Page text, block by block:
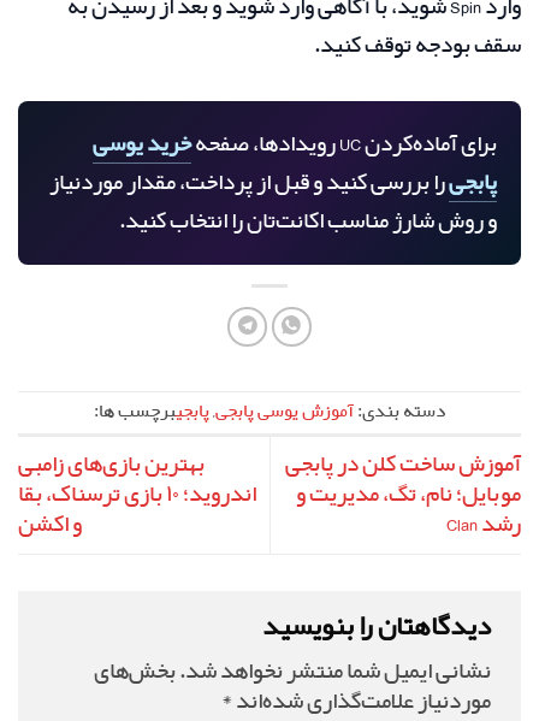
سقف بودجه توقف کنید.
برای آماده‌کردن UC رویدادها، صفحه
خرید یوسی
پابجیرا بررسی کنید و قبل از پرداخت، مقدار موردنیاز
و روش شارژ مناسب اکانت‌تان را انتخاب کنید.
دسته بندی:آموزش یوسی پابجی,پابجیبرچسب ها:
آموزش ساخت کلن در پابجی
موبایل؛ نام، تگ، مدیریت و
رشد Clan
بهترین بازی‌های زامبی
اندروید؛ ۱۰ بازی ترسناک، بقا
و اکشن
دیدگاهتان را بنویسید
نشانی ایمیل شما منتشر نخواهد شد.بخش‌های
موردنیاز علامت‌گذاری شده‌اند*